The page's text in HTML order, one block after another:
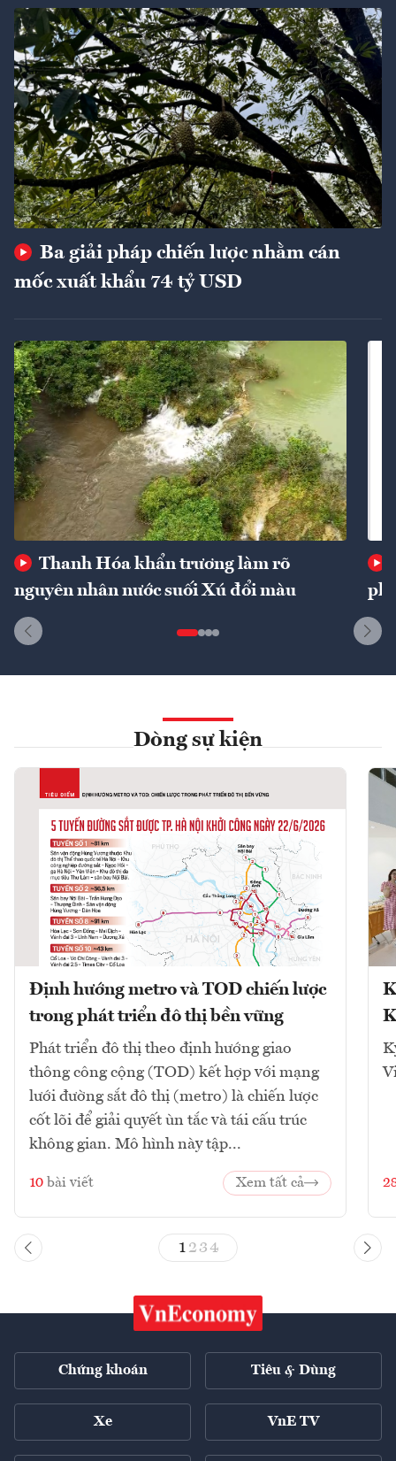
Ba giải pháp chiến lược nhằm cán
mốc xuất khẩu 74 tỷ USD
Thanh Hóa khẩn trương làm rõ
nguyên nhân nước suối Xú đổi màu
phí
Dòng sự kiện
Định hướng metro và TOD chiến lược
trong phát triển đô thị bền vững
Phát triển đô thị theo định hướng giao
thông công cộng (TOD) kết hợp với mạng
lưới đường sắt đô thị (metro) là chiến lược
cốt lõi để giải quyết ùn tắc và tái cấu trúc
không gian. Mô hình này tập...
10 bài viết Xem tất cả
1 23 4
Chứng khoán Tiêu & Dùng
Xe VnE TV